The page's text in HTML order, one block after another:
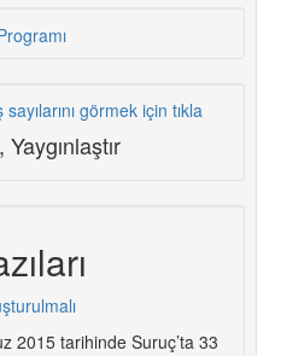
2015 tarihinde Suruç’ta 33